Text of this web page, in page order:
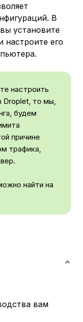
В
установите
настроите его
настроить
Droplet, то мы,
будем
причине
трафика,
найти на
вам